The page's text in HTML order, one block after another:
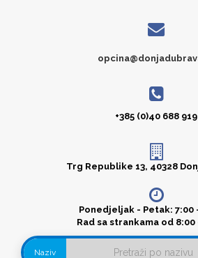
+385 (0)40 688 919
Trg Republike 13, 40328
Ponedjeljak - Petak: 7:00
Rad sa strankama od 8:00
Naziv